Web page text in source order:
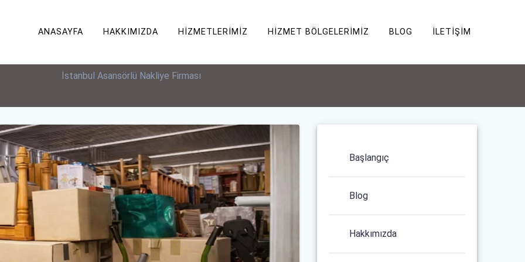
ANASAYFA HAKKIMIZDA HIZMETLERIMIZ HIZMET BÖLGELERIMIZ BLOG İLETIŞIM
Eşya Depolama Hizmeti
İstanbul Asansörlü Nakliye Firması
Başlangıç
Blog
Hakkımızda